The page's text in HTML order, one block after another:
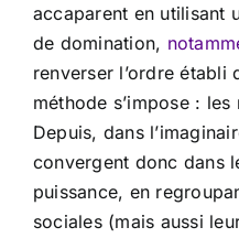
accaparent en utilisant
de domination,
renverser l’ordre établi
méthode s’impose :
Depuis, dans
convergent donc dans
puissance, en
sociales (mais aussi